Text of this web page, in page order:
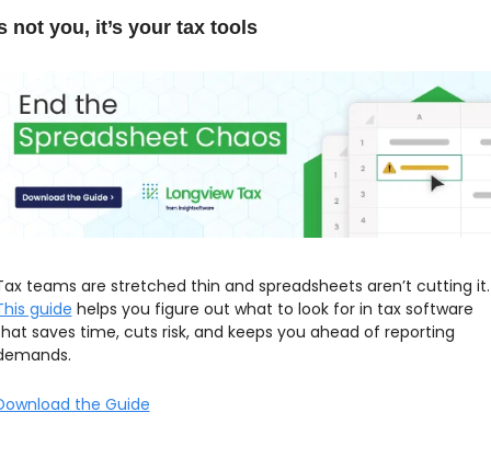
not you, it’s your tax tools
guide helps you figure out what to look for in tax software
saves time, cuts risk, and keeps you ahead of reporting
the Guide